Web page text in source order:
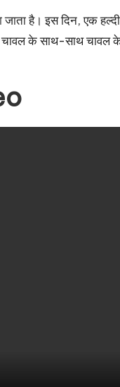
है। इस दिन, एक
चावल के साथ-साथ चावल